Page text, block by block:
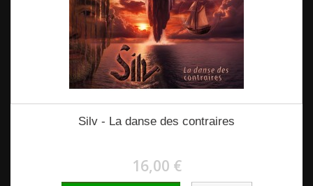
Silv - La danse des contraires
16,00 €